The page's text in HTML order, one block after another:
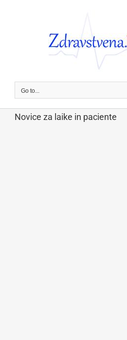
Go to...
Novice za laike in paciente